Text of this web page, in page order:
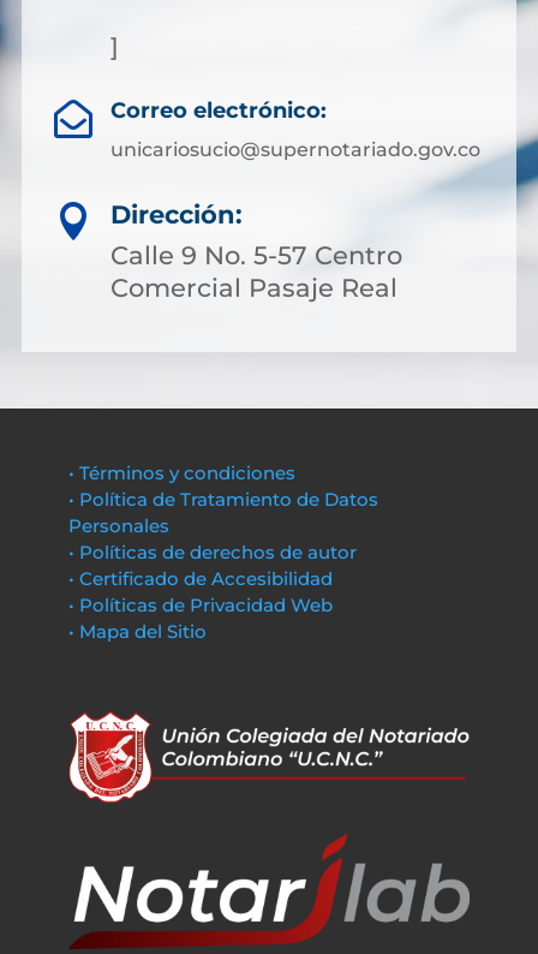
]
 Correo electrónico:
unicariosucio@supernotariado.gov.co

Dirección:
Calle 9 No. 5-57 Centro
Comercial Pasaje Real
• Términos y condiciones
• Política de Tratamiento de Datos
Personales
• Políticas de derechos de autor
• Certificado de Accesibilidad
• Políticas de Privacidad Web
• Mapa del Sitio